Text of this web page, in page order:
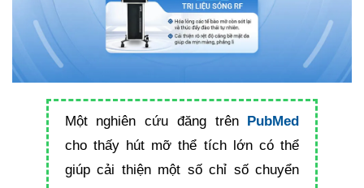
Một nghiên cứu đăng trên PubMed
cho thấy hút mỡ thể tích lớn có thể
giúp cải thiện một số chỉ số chuyển